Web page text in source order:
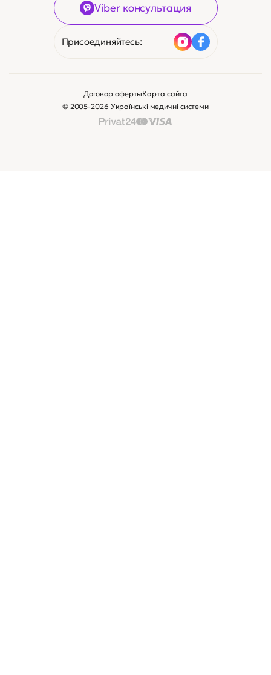
Viber консультация
Присоединяйтесь:
© 2005-2026 Українські медичні системи
Договор офертыКарта сайта